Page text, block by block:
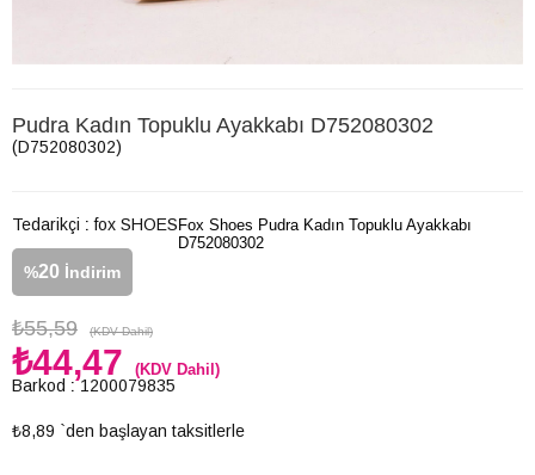
Pudra Kadın Topuklu Ayakkabı D752080302
(D752080302)
Tedarikçi : fox SHOES
%20 İndirim
₺55,59 (KDV Dahil)
₺44,47 (KDV Dahil)
Barkod : 1200079835
₺8,89 `den başlayan taksitlerle
Fox Shoes Pudra Kadın Topuklu Ayakkabı
D752080302